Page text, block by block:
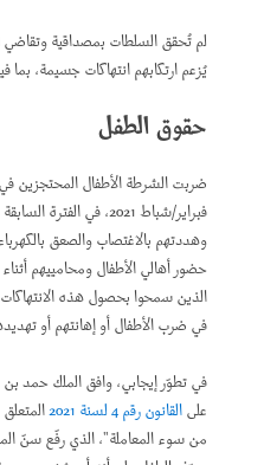
لم تُحقق السلطات بمصداقية
يُزعم ارتكابهم انتهاكات جسيمة، بما
حقوق الطفل
ضربت الشرطة الأطفال المحتجزين
فبراير/شباط 2021، في
وهددتهم بالاغتصاب والصعق
حضور أهالي الأطفال ومحامييهم
الذين سمحوا بحصول هذه
في ضرب الأطفال أو إهانتهم أو
علىالقانون رقم 4 لسنة 2021